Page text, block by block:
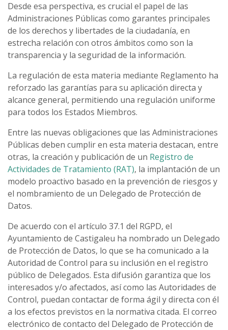
Desde esa perspectiva, es crucial el papel de las
Administraciones Públicas como garantes principales
de los derechos y libertades de la ciudadanía, en
estrecha relación con otros ámbitos como son la
transparencia y la seguridad de la información.
La regulación de esta materia mediante Reglamento ha
reforzado las garantías para su aplicación directa y
alcance general, permitiendo una regulación uniforme
para todos los Estados Miembros.
Entre las nuevas obligaciones que las Administraciones
Públicas deben cumplir en esta materia destacan, entre
otras, la creación y publicación de un Registro de
Actividades de Tratamiento (RAT), la implantación de un
modelo proactivo basado en la prevención de riesgos y
el nombramiento de un Delegado de Protección de
Datos.
De acuerdo con el artículo 37.1 del RGPD, el
Ayuntamiento de Castigaleu ha nombrado un Delegado
de Protección de Datos, lo que se ha comunicado a la
Autoridad de Control para su inclusión en el registro
público de Delegados. Esta difusión garantiza que los
interesados y/o afectados, así como las Autoridades de
Control, puedan contactar de forma ágil y directa con él
a los efectos previstos en la normativa citada. El correo
electrónico de contacto del Delegado de Protección de